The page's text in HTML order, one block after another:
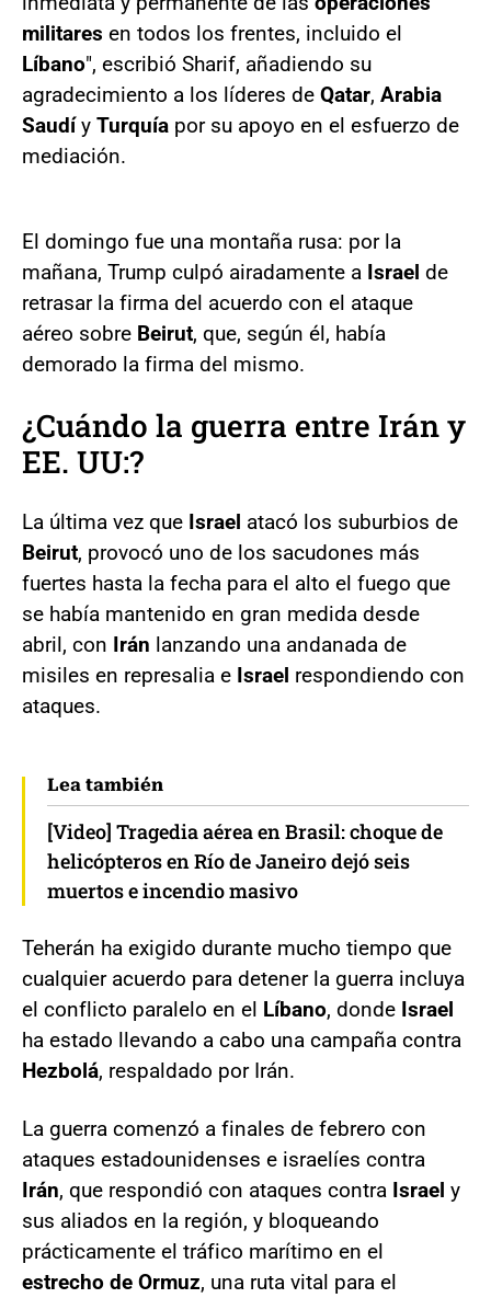
militares en todos los frentes, incluido el
Líbano", escribió Sharif, añadiendo su
agradecimiento a los líderes de Qatar, Arabia
Saudíy Turquía por su apoyo en el esfuerzo de
mediación.
El domingo fue una montaña rusa: por la
mañana, Trump culpó airadamente a Israel de
retrasar la firma del acuerdo con el ataque
aéreo sobre Beirut, que, según él, había
demorado la firma del mismo.
¿Cuándo la guerra entre Irán y
EE. UU:?
La última vez que Israel atacó los suburbios de
Beirut, provocó uno de los sacudones más
fuertes hasta la fecha para el alto el fuego que
se había mantenido en gran medida desde
abril, con Irán lanzando una andanada de
misiles en represalia e Israel respondiendo con
ataques.
Lea también
[Video] Tragedia aérea en Brasil: choque de
helicópteros en Río de Janeiro dejó seis
muertos e incendio masivo
Teherán ha exigido durante mucho tiempo que
cualquier acuerdo para detener la guerra incluya
el conflicto paralelo en el Líbano, donde Israel
ha estado llevando a cabo una campaña contra
Hezbolá, respaldado por Irán.
La guerra comenzó a finales de febrero con
ataques estadounidenses e israelíes contra
Irán, que respondió con ataques contra Israel y
sus aliados en la región, y bloqueando
prácticamente el tráfico marítimo en el
estrecho de Ormuz, una ruta vital para el